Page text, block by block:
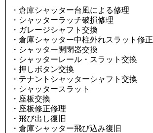
・倉庫シャッター台風による修理
・シャッターラッチ破損修理
・ガレージシャフト交換
・倉庫シャッター中柱外れスラット修正
・シャッター開閉器交換
・シャッターレール・スラット交換
・押しボタン交換
・テナントシャッターシャフト交換
・シャッタースラット
・座板交換
・座板修正修理
・飛び出し復旧
・倉庫シャッター飛び込み復旧